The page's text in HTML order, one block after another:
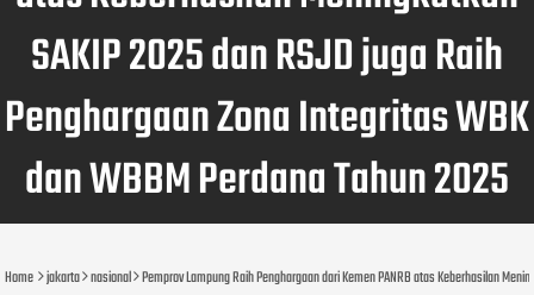
SAKIP 2025 dan RSJD juga Raih
Penghargaan Zona Integritas WBK
dan WBBM Perdana Tahun 2025
Home jakarta nasional Pemprov Lampung Raih Penghargaan dari Kemen PANRB atas Keberhasilan